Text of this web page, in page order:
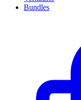
Bundles